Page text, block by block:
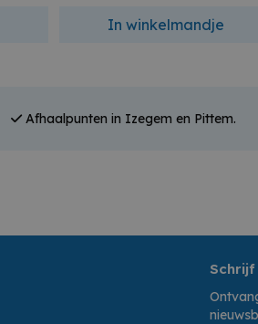
In winkelmandje
Afhaalpunten in Izegem en Pittem.